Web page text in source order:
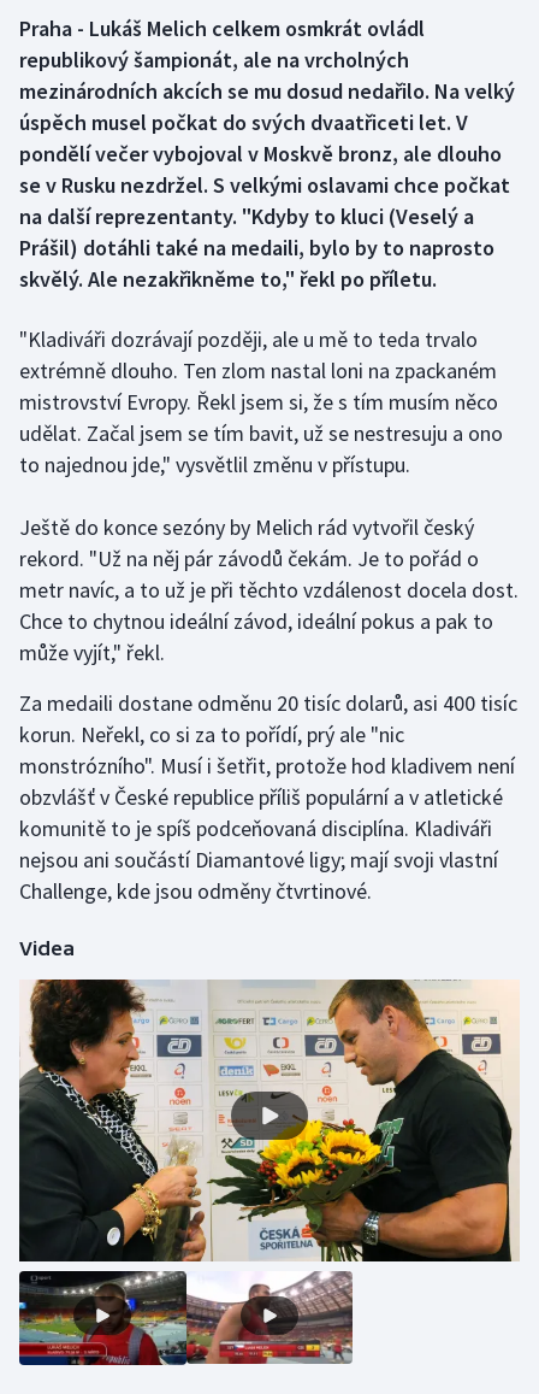
Box
Curling
Dostihy
Florbal
Futsal
Gymnastika
Házená
Krasobruslení
Lezení
Lyže a snowboard
Moderní pětiboj
Motorsport
Olympijské hry
Parasport
Plavání
Plážový volejbal
Ragby
Rychlobruslení
Rychlostní kanoistika
Short track
Sportovní střelba
Praha - Lukáš Melich celkem osmkrát ovládl
republikový šampionát, ale na vrcholných
mezinárodních akcích se mu dosud nedařilo. Na velký
úspěch musel počkat do svých dvaatřiceti let. V
pondělí večer vybojoval v Moskvě bronz, ale dlouho
se v Rusku nezdržel. S velkými oslavami chce počkat
na další reprezentanty. "Kdyby to kluci (Veselý a
Prášil) dotáhli také na medaili, bylo by to naprosto
skvělý. Ale nezakřikněme to," řekl po příletu.
"Kladiváři dozrávají později, ale u mě to teda trvalo
extrémně dlouho. Ten zlom nastal loni na zpackaném
mistrovství Evropy. Řekl jsem si, že s tím musím něco
udělat. Začal jsem se tím bavit, už se nestresuju a ono
to najednou jde," vysvětlil změnu v přístupu.
Ještě do konce sezóny by Melich rád vytvořil český
rekord. "Už na něj pár závodů čekám. Je to pořád o
metr navíc, a to už je při těchto vzdálenost docela dost.
Chce to chytnou ideální závod, ideální pokus a pak to
může vyjít," řekl.
Za medaili dostane odměnu 20 tisíc dolarů, asi 400 tisíc
korun. Neřekl, co si za to pořídí, prý ale "nic
monstrózního". Musí i šetřit, protože hod kladivem není
obzvlášť v České republice příliš populární a v atletické
komunitě to je spíš podceňovaná disciplína. Kladiváři
nejsou ani součástí Diamantové ligy; mají svoji vlastní
Challenge, kde jsou odměny čtvrtinové.
Videa